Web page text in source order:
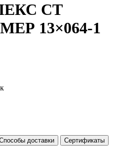
СТ
13×064-1
доставки
Сертификаты